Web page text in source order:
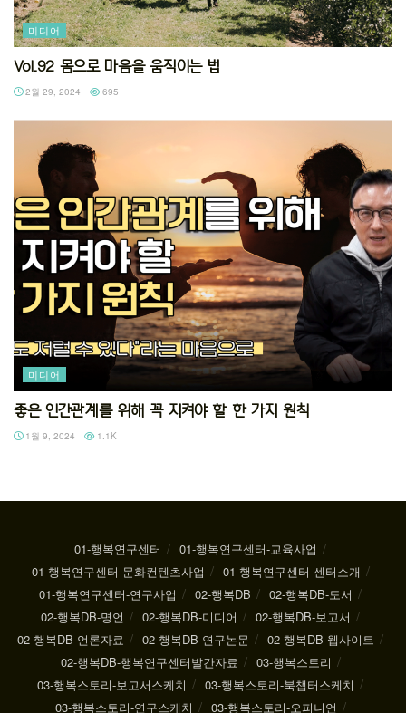
미디어
Vol.92 몸으로 마음을 움직이는 법
2월 29, 2024 695
미디어
좋은 인간관계를 위해 꼭 지켜야 할 한 가지 원칙
1월 9, 2024 1.1K
01-행복연구센터
01-행복연구센터-교육사업
01-행복연구센터-문화컨텐츠사업
01-행복연구센터-센터소개
01-행복연구센터-연구사업
02-행복DB
02-행복DB-도서
02-행복DB-명언
02-행복DB-미디어
02-행복DB-보고서
02-행복DB-언론자료
02-행복DB-연구논문
02-행복DB-웹사이트
02-행복DB-행복연구센터발간자료
03-행복스토리
03-행복스토리-보고서스케치
03-행복스토리-북챕터스케치
03-행복스토리-연구스케치
03-행복스토리-오피니언